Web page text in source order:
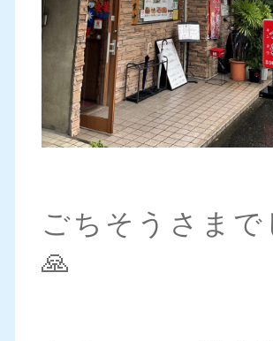
ごちそうさまで
🙏